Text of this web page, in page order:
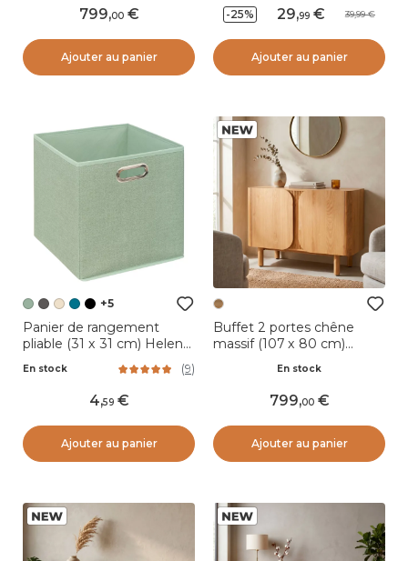
799,00
Ajouter au panier
-25% 29,99 39,99
Ajouter au panier
+5
Panier de rangement
pliable (31 x 31 cm) Helena
En stock (9)
4,59
Ajouter au panier
Buffet 2 portes chêne
massif (107 x 80 cm)
En stock
799,00
Ajouter au panier